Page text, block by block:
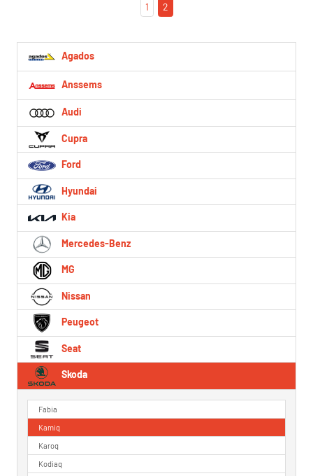
1 2
Agados
Anssems
Audi
Cupra
Ford
Hyundai
Kia
Mercedes-Benz
MG
Nissan
Peugeot
Seat
Skoda
Fabia
Kamiq
Karoq
Kodiaq